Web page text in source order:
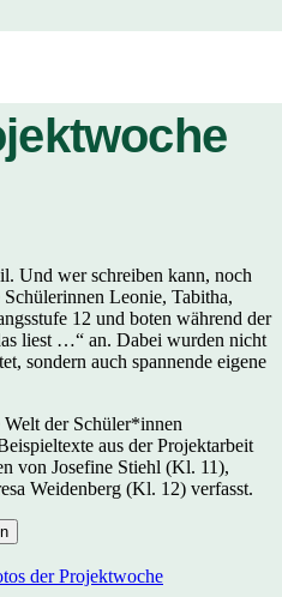
Und wer schreiben kann, noch
Leonie, Tabitha,
12 und boten während der
liest …“ an. Dabei wurden nicht
sondern auch spannende eigene
der Schüler*innen
aus der Projektarbeit
von Josefine Stiehl (Kl. 11),
Weidenberg (Kl. 12) verfasst.
der Projektwoche